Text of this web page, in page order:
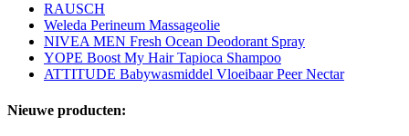
RAUSCH
Weleda Perineum Massageolie
NIVEA MEN Fresh Ocean Deodorant Spray
YOPE Boost My Hair Tapioca Shampoo
ATTITUDE Babywasmiddel Vloeibaar Peer Nectar
Nieuwe producten: